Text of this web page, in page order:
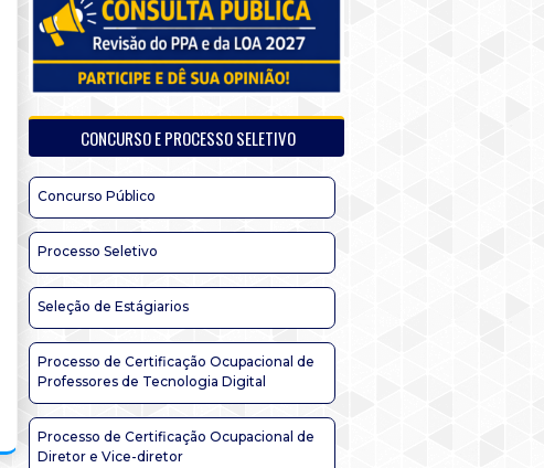
CONCURSO E PROCESSO SELETIVO
Concurso Público
Processo Seletivo
Seleção de Estágiarios
Processo de Certificação Ocupacional de
Professores de Tecnologia Digital
Processo de Certificação Ocupacional de
Diretor e Vice-diretor